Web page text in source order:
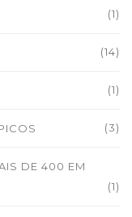
(1)
(14)
(1)
(3)
DE 400 EM
(1)